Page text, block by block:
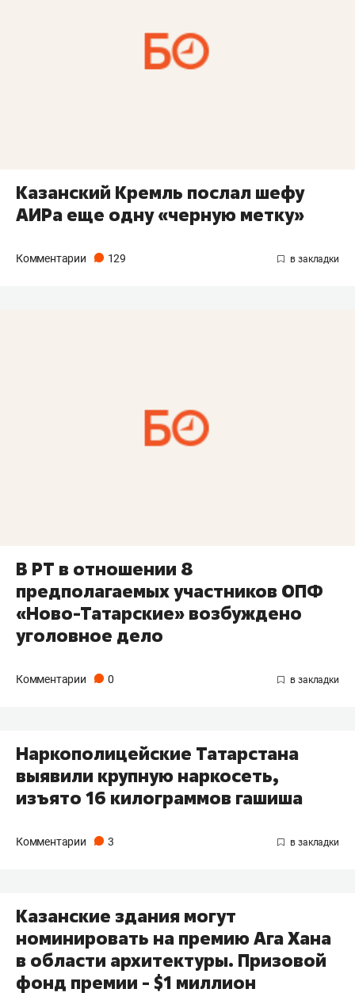
Казанский Кремль послал шефу
АИРа еще одну «черную метку»
Комментарии 129
В РТ в отношении 8
предполагаемых участников ОПФ
«Ново-Татарские» возбуждено
уголовное дело
Комментарии 0
Наркополицейские Татарстана
выявили крупную наркосеть,
изъято 16 килограммов гашиша
Комментарии 3
Казанские здания могут
номинировать на премию Ага Хана
в области архитектуры. Призовой
фонд премии - $1 миллион